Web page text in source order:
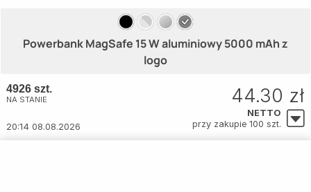
Powerbank MagSafe 15 W aluminiowy 5000 mAh z
logo
4926 szt.
NA STANIE
20:14 08.08.2026
44.30 zł
NETTO
przy zakupie 100 szt.